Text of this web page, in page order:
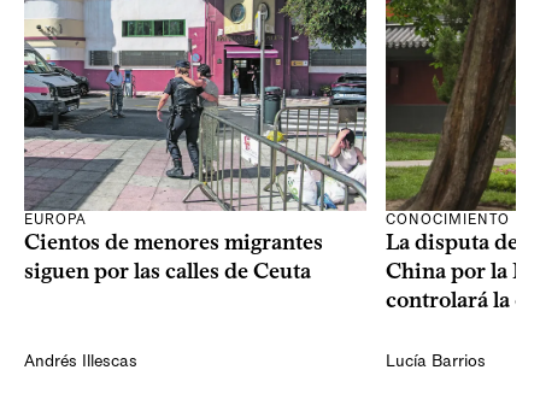
EUROPA
Cientos de menores migrantes
siguen por las calles de Ceuta
Andrés Illescas
CONOCIMIENTO
La disputa de
China por la
controlará la
Lucía Barrios